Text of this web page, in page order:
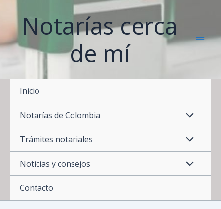
contenidoNotarías cerca
de mí
Inicio
Notarías de Colombia
Trámites notariales
Noticias y consejos
Contacto